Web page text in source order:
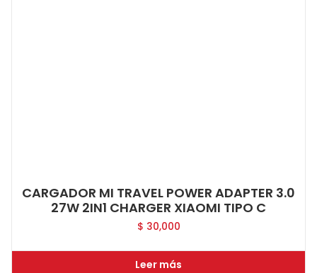
CARGADOR MI TRAVEL POWER ADAPTER 3.0
27W 2IN1 CHARGER XIAOMI TIPO C
$ 30,000
Leer más